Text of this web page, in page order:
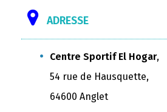
ADRESSE
Centre Sportif El Hogar,
54 rue de Hausquette,
64600 Anglet